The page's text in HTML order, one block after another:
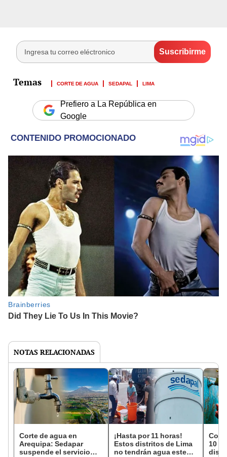
CORTE DE AGUA SEDAPAL LIMA
Prefiero a La República en
Google
NOTAS RELACIONADAS
Corte de agua en
Arequipa: Sedapar
suspende el servicio
¡Hasta por 11 horas!
Estos distritos de Lima
no tendrán agua este
10